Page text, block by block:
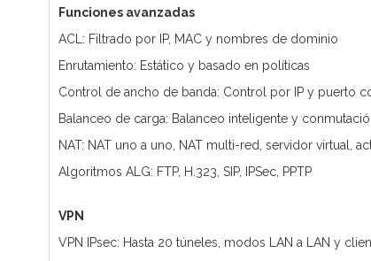
Funciones avanzadas
ACL: Filtrado por IP, MAC y nombres de dominio
Enrutamiento: Estático y basado en políticas
Control de ancho de banda: Control por IP y puerto
Balanceo de carga: Balanceo inteligente y
NAT: NAT uno a uno, NAT multi-red, servidor virtual,
Algoritmos ALG: FTP, H.323, SIP, IPSec, PPTP
VPN
VPN IPsec: Hasta 20 túneles, modos LAN a LAN y